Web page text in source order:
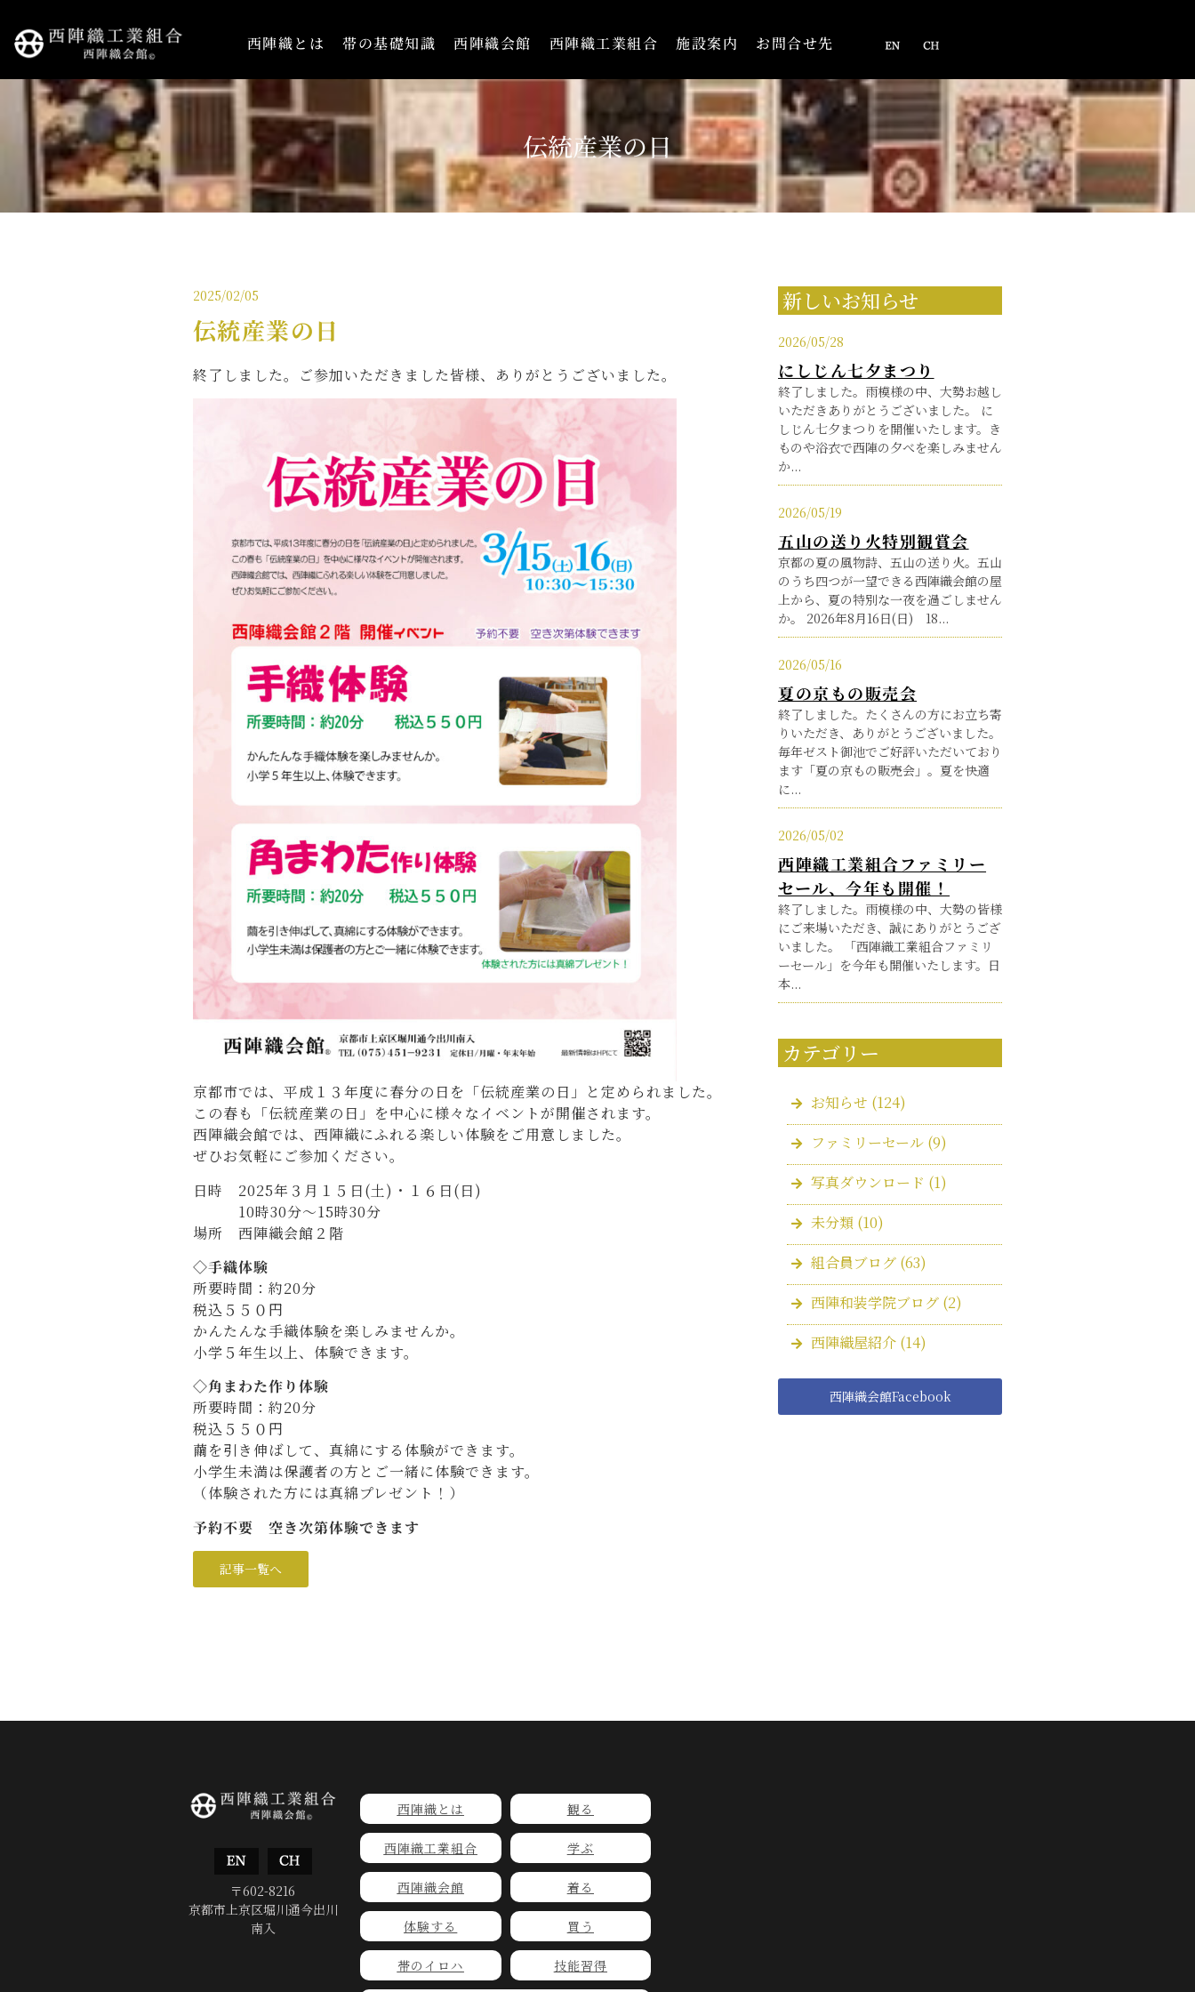
西陣織とは 帯の基礎知識 西陣織会館 西陣織工業組合 施設案内 お問合せ先
伝統産業の日
2025/02/05
伝統産業の日
終了しました。ご参加いただきました皆様、ありがとうございました。
京都市では、平成１３年度に春分の日を「伝統産業の日」と定められました。
この春も「伝統産業の日」を中心に様々なイベントが開催されます。
西陣織会館では、西陣織にふれる楽しい体験をご用意しました。
ぜひお気軽にご参加ください。
日時 2025年３月１５日(土)・１６日(日)
10時30分～15時30分
場所 西陣織会館２階
◇手織体験
所要時間：約20分
税込５５０円
かんたんな手織体験を楽しみませんか。
小学５年生以上、体験できます。
◇角まわた作り体験
所要時間：約20分
税込５５０円
繭を引き伸ばして、真綿にする体験ができます。
小学生未満は保護者の方とご一緒に体験できます。
（体験された方には真綿プレゼント！）
予約不要 空き次第体験できます
記事一覧へ
新しいお知らせ
2026/05/28
にしじん七夕まつり
終了しました。雨模様の中、大勢お越し
いただきありがとうございました。 に
しじん七夕まつりを開催いたします。き
ものや浴衣で西陣の夕べを楽しみません
か...
2026/05/19
五山の送り火特別観賞会
京都の夏の風物詩、五山の送り火。五山
のうち四つが一望できる西陣織会館の屋
上から、夏の特別な一夜を過ごしません
か。 2026年8月16日(日) 18...
2026/05/16
夏の京もの販売会
終了しました。たくさんの方にお立ち寄
りいただき、ありがとうございました。
毎年ゼスト御池でご好評いただいており
ます「夏の京もの販売会」。夏を快適
に...
2026/05/02
西陣織工業組合ファミリー
セール、今年も開催！
終了しました。雨模様の中、大勢の皆様
にご来場いただき、誠にありがとうござ
いました。 「西陣織工業組合ファミリ
ーセール」を今年も開催いたします。日
本...
カテゴリー
お知らせ (124)
ファミリーセール (9)
写真ダウンロード (1)
未分類 (10)
組合員ブログ (63)
西陣和装学院ブログ (2)
西陣織屋紹介 (14)
西陣織会館Facebook
〒602-8216
京都市上京区堀川通今出川
南入
西陣織とは 観る
西陣織工業組合 学ぶ
西陣織会館 着る
体験する 買う
帯のイロハ 技能習得